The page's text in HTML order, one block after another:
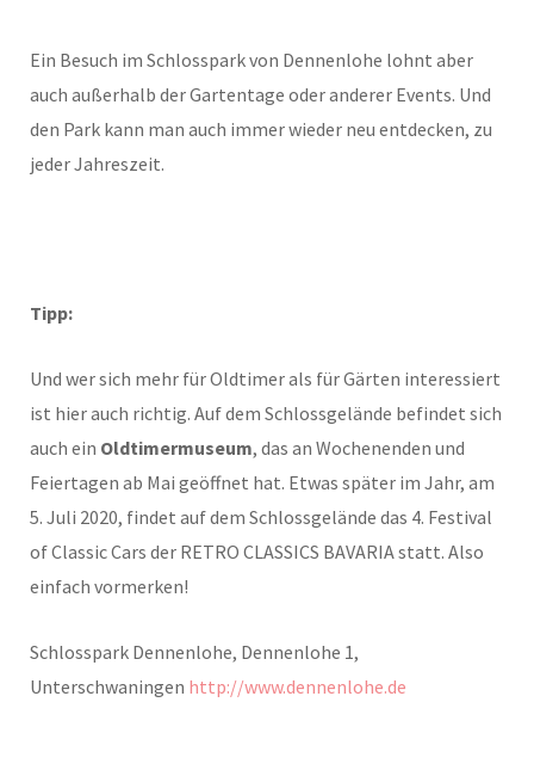
Ein Besuch im Schlosspark von Dennenlohe lohnt aber
auch außerhalb der Gartentage oder anderer Events. Und
den Park kann man auch immer wieder neu entdecken, zu
jeder Jahreszeit.
Tipp:
Und wer sich mehr für Oldtimer als für Gärten interessiert
ist hier auch richtig. Auf dem Schlossgelände befindet sich
auch ein Oldtimermuseum, das an Wochenenden und
Feiertagen ab Mai geöffnet hat. Etwas später im Jahr, am
5. Juli 2020, findet auf dem Schlossgelände das 4. Festival
of Classic Cars der RETRO CLASSICS BAVARIA statt. Also
einfach vormerken!
Schlosspark Dennenlohe, Dennenlohe 1,
Unterschwaningen http://www.dennenlohe.de